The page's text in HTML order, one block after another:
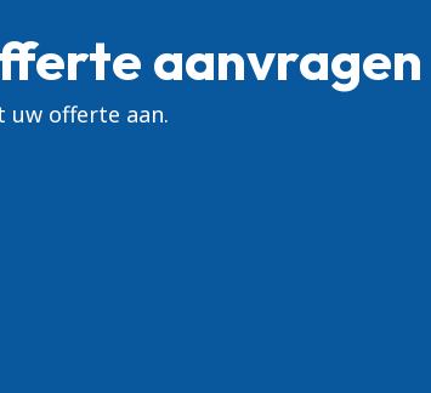
aanvragen
uw offerte aan.